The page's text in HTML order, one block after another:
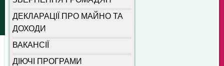
ДЕКЛАРАЦІЇ ПРО МАЙНО ТА
ДОХОДИ
ВАКАНСІЇ
ДІЮЧІ ПРОГРАМИ